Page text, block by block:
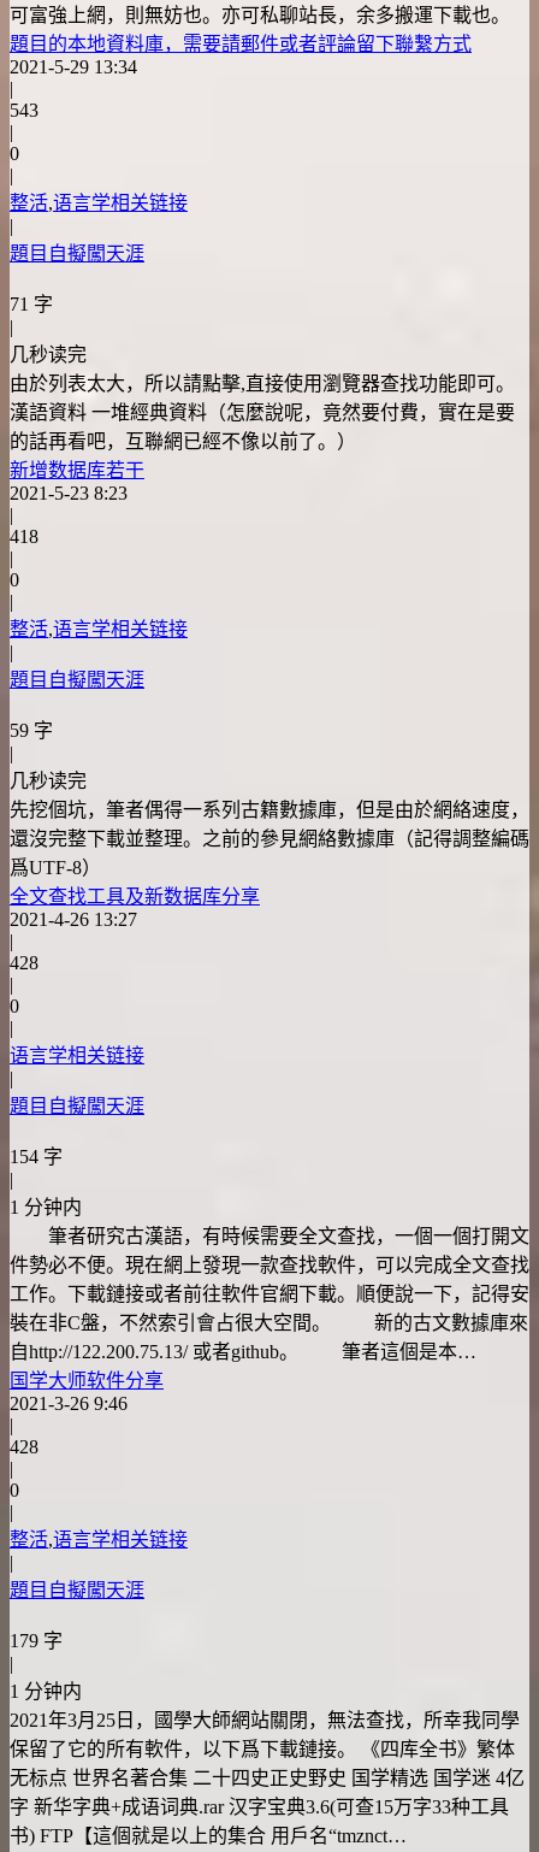
可富強上網，則無妨也。亦可私聊站長，余多搬運下載也。
題目的本地資料庫，需要請郵件或者評論留下聯繫方式
2021-5-29 13:34
|
543
|
0
|
整活,语言学相关链接
|
題目自擬闖天涯
71 字
|
几秒读完
由於列表太大，所以請點擊,直接使用瀏覽器查找功能即可。
漢語資料 一堆經典資料（怎麼說呢，竟然要付費，實在是要
的話再看吧，互聯網已經不像以前了。）
新增数据库若干
2021-5-23 8:23
|
418
|
0
|
整活,语言学相关链接
|
題目自擬闖天涯
59 字
|
几秒读完
先挖個坑，筆者偶得一系列古籍數據庫，但是由於網絡速度，
還沒完整下載並整理。之前的參見網絡數據庫（記得調整編碼
爲UTF-8）
全文查找工具及新数据库分享
2021-4-26 13:27
|
428
|
0
|
语言学相关链接
|
題目自擬闖天涯
154 字
|
1 分钟内
筆者研究古漢語，有時候需要全文查找，一個一個打開文
件勢必不便。現在網上發現一款查找軟件，可以完成全文查找
工作。下載鏈接或者前往軟件官網下載。順便說一下，記得安
裝在非C盤，不然索引會占很大空間。 新的古文數據庫來
自http://122.200.75.13/ 或者github。 筆者這個是本…
国学大师软件分享
2021-3-26 9:46
|
428
|
0
|
整活,语言学相关链接
|
題目自擬闖天涯
179 字
|
1 分钟内
2021年3月25日，國學大師網站關閉，無法查找，所幸我同學
保留了它的所有軟件，以下爲下載鏈接。 《四库全书》繁体
无标点 世界名著合集 二十四史正史野史 国学精选 国学迷 4亿
字 新华字典+成语词典.rar 汉字宝典3.6(可查15万字33种工具
书) FTP【這個就是以上的集合 用戶名“tmznct…